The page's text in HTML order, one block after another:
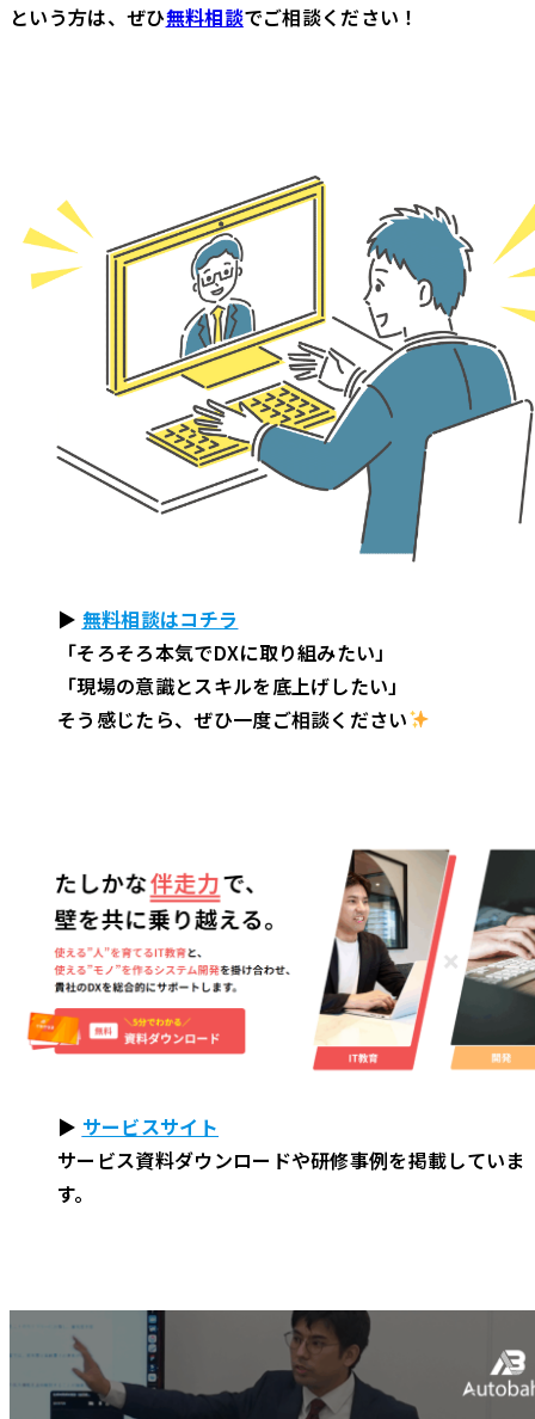
という方は、ぜひ無料相談でご相談ください！
▶ 無料相談はコチラ
「そろそろ本気でDXに取り組みたい」
「現場の意識とスキルを底上げしたい」
そう感じたら、ぜひ一度ご相談ください
▶ サービスサイト
サービス資料ダウンロードや研修事例を掲載していま
す。